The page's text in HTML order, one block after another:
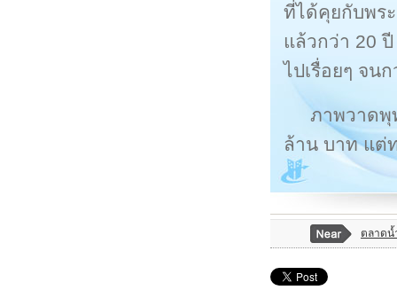
ที่ได้คุยกับพร
แล้วกว่า 20
ไปเรื่อยๆ จนก
ภาพวาดพุ
ล้าน บาท แต่
ตลาดน้